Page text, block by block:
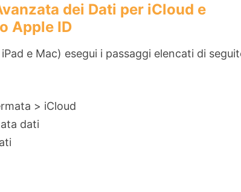
dei Dati per iCloud e
Apple ID
e Mac) esegui i passaggi elencati di
> iCloud
dati